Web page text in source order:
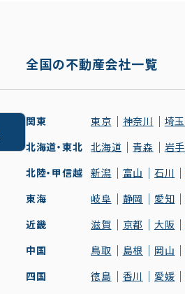
全国の不動産会社一覧
関東 東京 神奈川 埼玉
北海道・東北
北海道 青森 岩手
北陸・甲信越
新潟 富山 石川
東海
岐阜 静岡 愛知
近畿
滋賀 京都 大阪
中国
鳥取 島根 岡山
四国
徳島 香川 愛媛